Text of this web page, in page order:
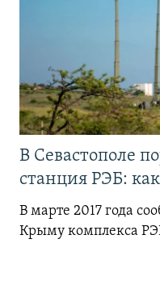
В Севастополе
станция РЭБ:
В марте 2017 года
Крыму комплекса